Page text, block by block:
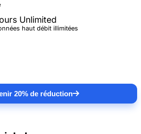
Unlimited
haut débit illimitées
20% de réduction